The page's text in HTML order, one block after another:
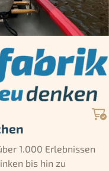
1.000 Erlebnissen
bis hin zu